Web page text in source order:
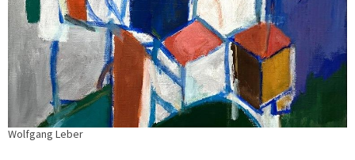
Wolfgang Leber